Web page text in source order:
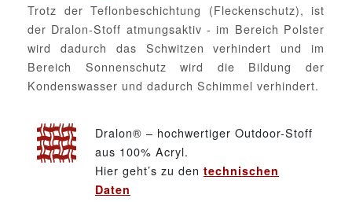
Trotz der Teflonbeschichtung (Fleckenschutz), ist
der Dralon-Stoff atmungsaktiv - im Bereich Polster
wird dadurch das Schwitzen verhindert und im
Bereich Sonnenschutz wird die Bildung der
Kondenswasser und dadurch Schimmel verhindert.
Dralon® – hochwertiger Outdoor-Stoff
aus 100% Acryl.
Hier geht’s zu den technischen
Daten